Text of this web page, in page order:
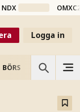
NDX
Logga in
BÖRS VETENSKAP